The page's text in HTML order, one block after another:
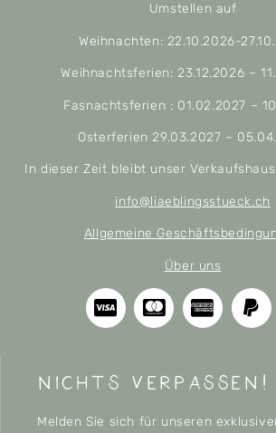
Umstellen auf
Weihnachten: 22.10.2026-
Weihnachtsferien: 23.12.2026 –
Fasnachtsferien : 01.02.2027 –
Osterferien 29.03.2027 –
In dieser Zeit bleibt unser
info@liaeblingsstueck.ch
Allgemeine
Über uns
nichts verpassen!
Melden Sie sich für unseren